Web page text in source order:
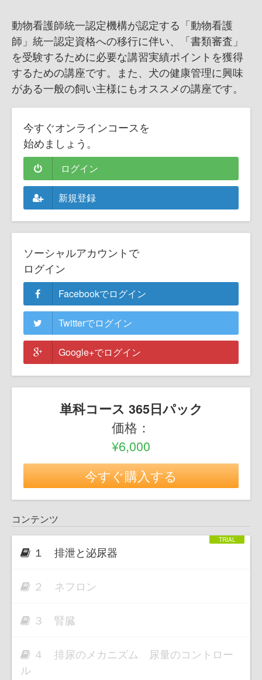
動物看護師統一認定機構が認定する「動物看護
師」統一認定資格への移行に伴い、「書類審査」
を受験するために必要な講習実績ポイントを獲得
するための講座です。また、犬の健康管理に興味
がある一般の飼い主様にもオススメの講座です。
今すぐオンラインコースを
始めましょう。
ログイン
新規登録
ソーシャルアカウントで
ログイン
Facebookでログイン
Twitterでログイン
Google+でログイン
単科コース 365日パック
価格：
¥6,000
今すぐ購入する
コンテンツ
１ 排泄と泌尿器
２ ネフロン
３ 腎臓
４ 排尿のメカニズム 尿量のコントロー
ル